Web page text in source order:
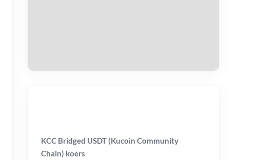
KCC Bridged USDT (Kucoin Community
Chain) koers